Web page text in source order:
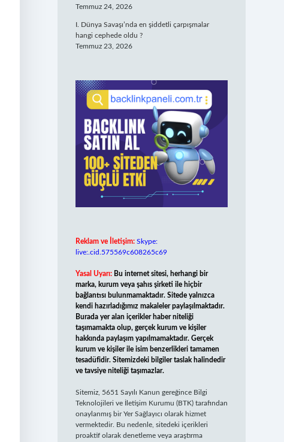
Temmuz 24, 2026
I. Dünya Savaşı’nda en şiddetli çarpışmalar
hangi cephede oldu ?
Temmuz 23, 2026
Reklam ve İletişim: Skype:
live:.cid.575569c608265c69
Yasal Uyarı: Bu internet sitesi, herhangi bir
marka, kurum veya şahıs şirketi ile hiçbir
bağlantısı bulunmamaktadır. Sitede yalnızca
kendi hazırladığımız makaleler paylaşılmaktadır.
Burada yer alan içerikler haber niteliği
taşımamakta olup, gerçek kurum ve kişiler
hakkında paylaşım yapılmamaktadır. Gerçek
kurum ve kişiler ile isim benzerlikleri tamamen
tesadüfidir. Sitemizdeki bilgiler taslak halindedir
ve tavsiye niteliği taşımazlar.
Sitemiz, 5651 Sayılı Kanun gereğince Bilgi
Teknolojileri ve İletişim Kurumu (BTK) tarafından
onaylanmış bir Yer Sağlayıcı olarak hizmet
vermektedir. Bu nedenle, sitedeki içerikleri
proaktif olarak denetleme veya araştırma